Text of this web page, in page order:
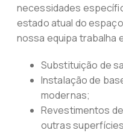
necessidades
estado atual do
nossa equipa trabalha
Substituição de
Instalação de
modernas;
Revestimentos
outras